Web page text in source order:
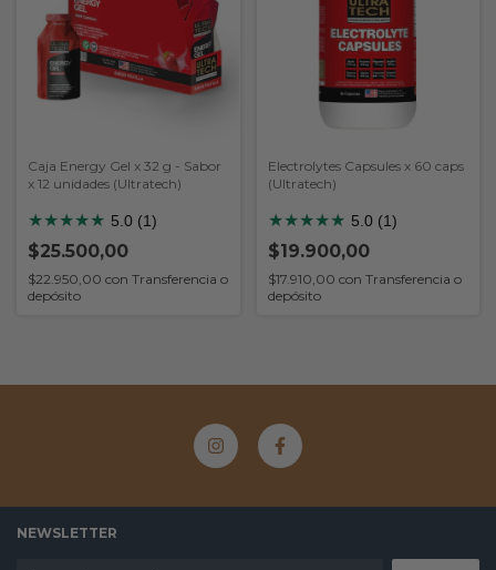
Caja Energy Gel x 32 g - Sabor
x 12 unidades (Ultratech)
★★★★★ 5.0 (1)
$25.500,00
$22.950,00 con Transferencia o
depósito
Electrolytes Capsules x 60 caps
(Ultratech)
★★★★★ 5.0 (1)
$19.900,00
$17.910,00 con Transferencia o
depósito
NEWSLETTER